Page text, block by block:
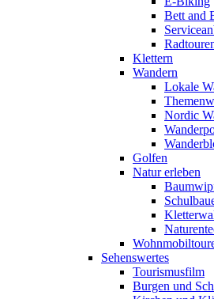
Bett and
Klettern
Wandern
Lokale
Nordic
Golfen
Natur erleben
Sehenswertes
Tourismusfilm
Burgen und